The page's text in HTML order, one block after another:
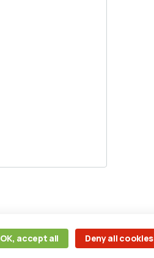
OK, accept all Deny all cookies